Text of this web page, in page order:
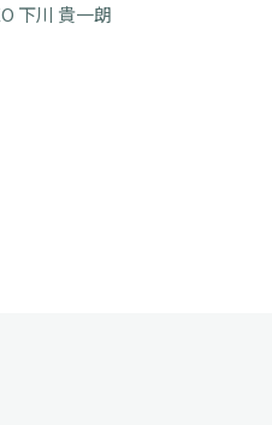
下川 貴一朗